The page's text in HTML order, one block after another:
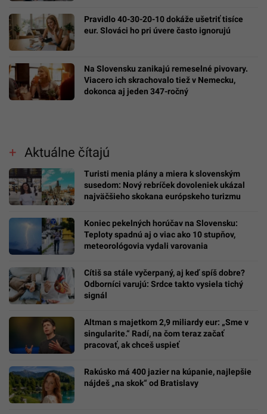
Pravidlo 40-30-20-10 dokáže ušetriť tisíce
eur. Slováci ho pri úvere často ignorujú
Na Slovensku zanikajú remeselné pivovary.
Viacero ich skrachovalo tiež v Nemecku,
dokonca aj jeden 347-ročný
Aktuálne čítajú
Turisti menia plány a miera k slovenským
susedom: Nový rebríček dovoleniek ukázal
najväčšieho skokana európskeho turizmu
Koniec pekelných horúčav na Slovensku:
Teploty spadnú aj o viac ako 10 stupňov,
meteorológovia vydali varovania
Cítiš sa stále vyčerpaný, aj keď spíš dobre?
Odborníci varujú: Srdce takto vysiela tichý
signál
Altman s majetkom 2,9 miliardy eur: „Sme v
singularite.“ Radí, na čom teraz začať
pracovať, ak chceš uspieť
Rakúsko má 400 jazier na kúpanie, najlepšie
nájdeš „na skok“ od Bratislavy